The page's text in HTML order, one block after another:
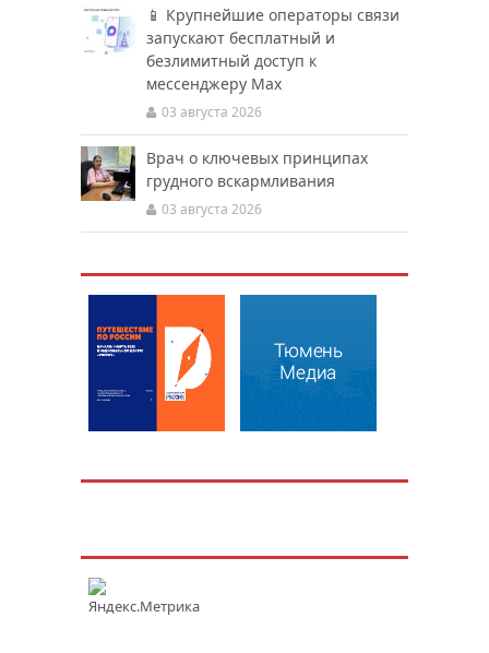
📱 Крупнейшие операторы связи
запускают бесплатный и
безлимитный доступ к
мессенджеру Мах
03 августа 2026
Врач о ключевых принципах
грудного вскармливания
03 августа 2026